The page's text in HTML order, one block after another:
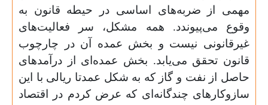
مهمی از ضربه‌های اساسی در حیطه قانون به
وقوع می‌پیوندد. همه مشکل، سر فعالیت‌های
غیرقانونی نیست و بخش عمده آن در چارچوب
قانون تحقق می‌یابد. بخش عمده‌ای از درآمدهای
حاصل از نفت و گاز که به شکل عمدتا ریالی با این
سازوکارهای چندگانه‌ای که عرض کردم در اقتصاد